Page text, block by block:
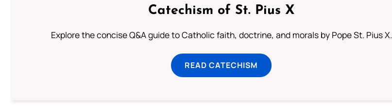
Catechism of St. Pius X
Explore the concise Q&A guide to Catholic faith, doctrine, and morals by Pope St. Pius X.
READ CATECHISM